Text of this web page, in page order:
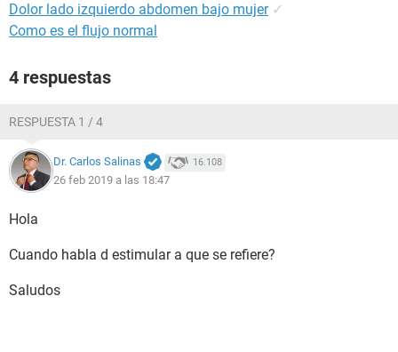
Dolor lado izquierdo abdomen bajo mujer ✓
Como es el flujo normal
4 respuestas
RESPUESTA 1 / 4
Dr. Carlos Salinas 16.108
26 feb 2019 a las 18:47
Hola
Cuando habla d estimular a que se refiere?
Saludos